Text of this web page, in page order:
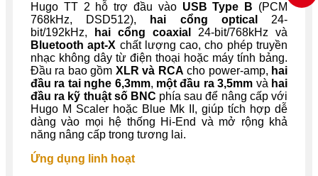
Hugo TT 2 hỗ trợ đầu vào USB Type B (PCM
768kHz, DSD512),
hai cổng optical
24-
bit/192kHz,
hai cổng coaxial
24-bit/768kHz và
Bluetooth apt-X chất lượng cao, cho phép truyền
nhạc không dây từ điện thoại hoặc máy tính bảng.
Đầu ra bao gồm XLR và RCA cho power-amp, hai
đầu ra tai nghe 6,3mm, một đầu ra 3,5mm và hai
đầu ra kỹ thuật số BNC phía sau để nâng cấp với
Hugo M Scaler hoặc Blue Mk II, giúp tích hợp dễ
dàng vào mọi hệ thống Hi-End và mở rộng khả
năng nâng cấp trong tương lai.
Ứng dụng linh hoạt